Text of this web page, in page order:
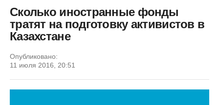
Сколько иностранные фонды
тратят на подготовку активистов в
Казахстане
Опубликовано:
11 июля 2016, 20:51